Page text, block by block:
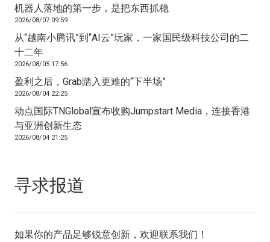
机器人落地的第一步，是把东西抓稳
2026/08/07 09:59
从“越南小腾讯”到“AI云”玩家，一家国民级科技公司的二
十二年
2026/08/05 17:56
盈利之后，Grab踏入更难的“下半场”
2026/08/04 22:25
动点国际TNGlobal宣布收购Jumpstart Media，连接香港
与亚洲创新生态
2026/08/04 21:25
寻求报道
如果你的产品足够锐意创新，欢迎联系我们 ！